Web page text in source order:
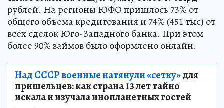
рублей. На регионы ЮФО пришлось 73% от
общего объема кредитования и 74% (451 тыс) от
всех сделок Юго-Западного банка. При этом
более 90% займов было оформлено онлайн.
Над СССР военные натянули «сетку»для
пришельцев: как страна 13 лет тайно
искала и изучала инопланетных гостей